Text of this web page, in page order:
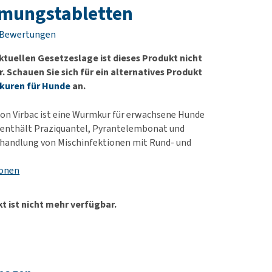
, Nieren- und
Fellprobleme und
bekomme ich meinen
(wieder) stubenrein?
ansehen
Gesetzeslage ist dieses Produkt nicht
Schauen Sie sich für ein alternatives Produkt
für Hundean.
Virbac ist eine Wurmkur für erwachsene Hunde
enthält Praziquantel, Pyrantelembonat und
von Mischinfektionen mit Rund- und
ist nicht mehr verfügbar.